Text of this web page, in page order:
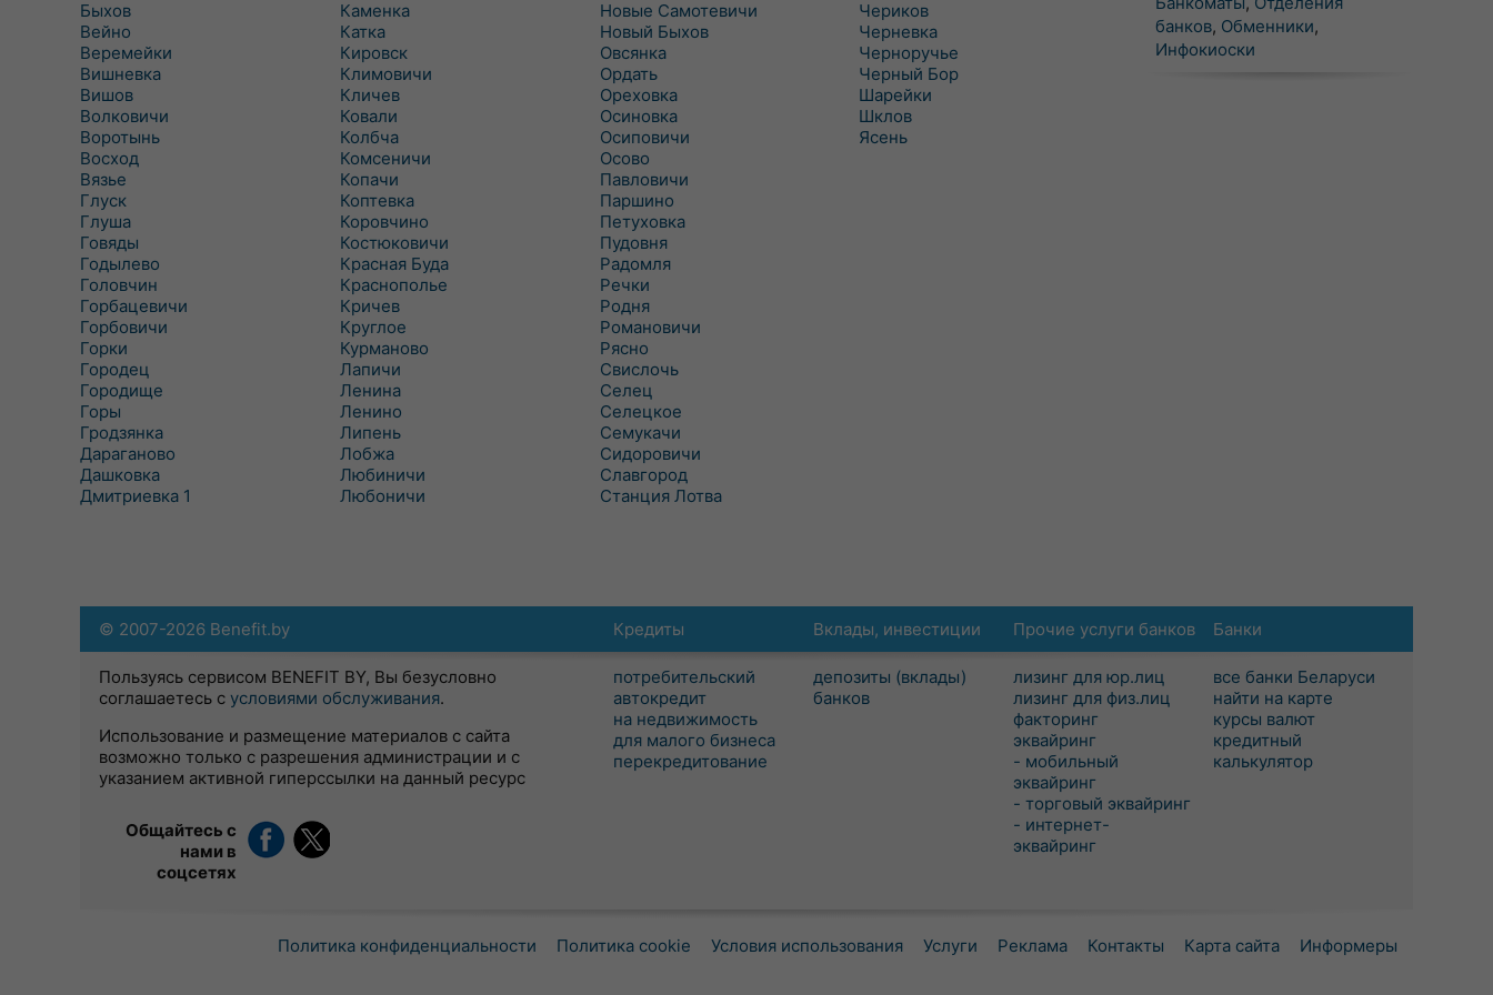
Быхов
Вейно
Веремейки
Вишневка
Вишов
Волковичи
Воротынь
Восход
Вязье
Глуск
Глуша
Говяды
Годылево
Головчин
Горбацевичи
Горбовичи
Горки
Городец
Городище
Горы
Гродзянка
Дараганово
Дашковка
Дмитриевка 1
Каменка
Катка
Кировск
Климовичи
Кличев
Ковали
Колбча
Комсеничи
Копачи
Коптевка
Коровчино
Костюковичи
Красная Буда
Краснополье
Кричев
Круглое
Курманово
Лапичи
Ленина
Ленино
Липень
Лобжа
Любиничи
Любоничи
Новые Самотевичи
Новый Быхов
Овсянка
Ордать
Ореховка
Осиновка
Осиповичи
Осово
Павловичи
Паршино
Петуховка
Пудовня
Радомля
Речки
Родня
Романовичи
Рясно
Свислочь
Селец
Селецкое
Семукачи
Сидоровичи
Славгород
Станция Лотва
Чериков
Черневка
Черноручье
Черный Бор
Шарейки
Шклов
Ясень
банков, Обменники,
Инфокиоски
Кредиты
потребительский
автокредит
на недвижимость
для малого бизнеса
перекредитование
Вклады, инвестиции
депозиты (вклады)
банков
Прочие услуги банков
лизинг для юр.лиц
лизинг для физ.лиц
факторинг
эквайринг
- мобильный
эквайринг
- торговый эквайринг
- интернет-
эквайринг
Банки
все банки Беларуси
найти на карте
курсы валют
кредитный
калькулятор
© 2007-2026 Benefit.by
Пользуясь сервисом BENEFIT BY, Вы безусловно
соглашаетесь с условиями обслуживания.
Использование и размещение материалов с сайта
возможно только с разрешения администрации и с
указанием активной гиперссылки на данный ресурс
Общайтесь с
нами в
соцсетях
Политика конфиденциальности Политика cookie Условия использования Услуги Реклама Контакты Карта сайта Информеры